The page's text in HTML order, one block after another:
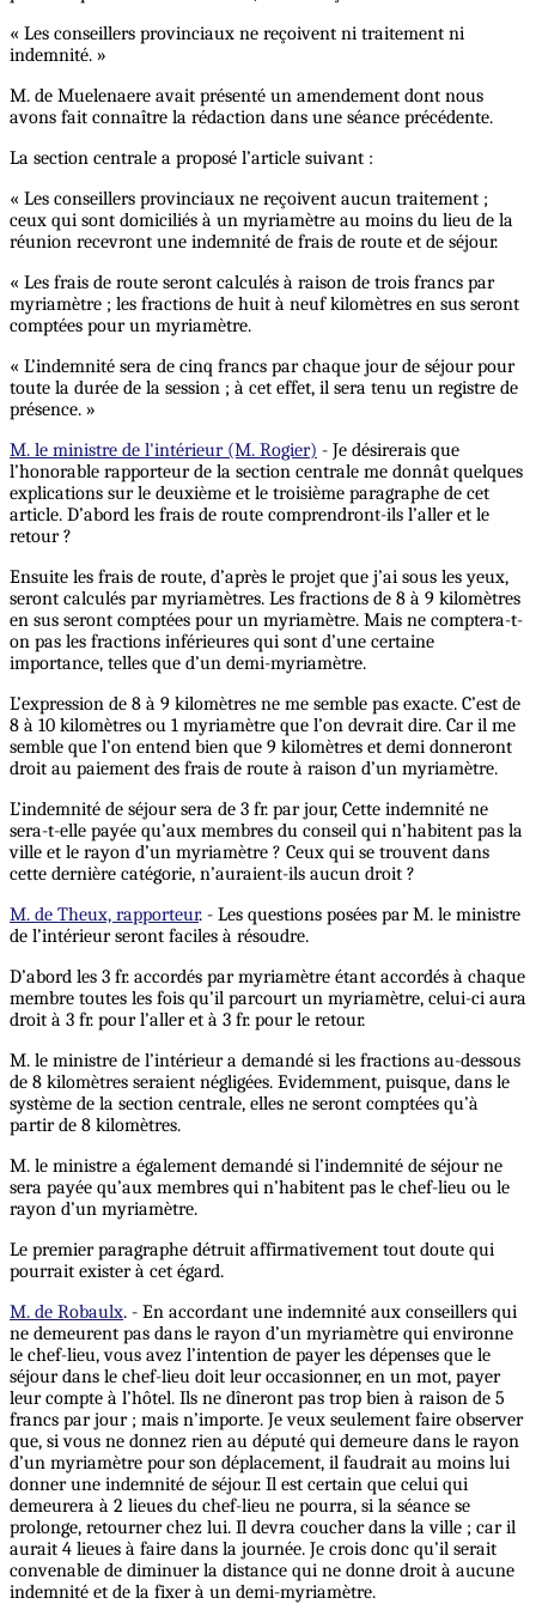
« Les conseillers provinciaux ne reçoivent ni traitement ni
indemnité. »
M. de Muelenaere avait présenté un amendement dont nous
avons fait connaître la rédaction dans une séance précédente.
La section centrale a proposé l’article suivant :
« Les conseillers provinciaux ne reçoivent aucun traitement ;
ceux qui sont domiciliés à un myriamètre au moins du lieu de la
réunion recevront une indemnité de frais de route et de séjour.
« Les frais de route seront calculés à raison de trois francs par
myriamètre ; les fractions de huit à neuf kilomètres en sus seront
comptées pour un myriamètre.
« L’indemnité sera de cinq francs par chaque jour de séjour pour
toute la durée de la session ; à cet effet, il sera tenu un registre de
présence. »
M. le ministre de l'intérieur (M. Rogier) - Je désirerais que
l’honorable rapporteur de la section centrale me donnât quelques
explications sur le deuxième et le troisième paragraphe de cet
article. D’abord les frais de route comprendront-ils l’aller et le
retour ?
Ensuite les frais de route, d’après le projet que j’ai sous les yeux,
seront calculés par myriamètres. Les fractions de 8 à 9 kilomètres
en sus seront comptées pour un myriamètre. Mais ne comptera-t-
on pas les fractions inférieures qui sont d’une certaine
importance, telles que d’un demi-myriamètre.
L’expression de 8 à 9 kilomètres ne me semble pas exacte. C’est de
8 à 10 kilomètres ou 1 myriamètre que l’on devrait dire. Car il me
semble que l’on entend bien que 9 kilomètres et demi donneront
droit au paiement des frais de route à raison d’un myriamètre.
L’indemnité de séjour sera de 3 fr. par jour, Cette indemnité ne
sera-t-elle payée qu’aux membres du conseil qui n’habitent pas la
ville et le rayon d’un myriamètre ? Ceux qui se trouvent dans
cette dernière catégorie, n’auraient-ils aucun droit ?
M. de Theux, rapporteur. - Les questions posées par M. le ministre
de l’intérieur seront faciles à résoudre.
D’abord les 3 fr. accordés par myriamètre étant accordés à chaque
membre toutes les fois qu’il parcourt un myriamètre, celui-ci aura
droit à 3 fr. pour l’aller et à 3 fr. pour le retour.
M. le ministre de l’intérieur a demandé si les fractions au-dessous
de 8 kilomètres seraient négligées. Evidemment, puisque, dans le
système de la section centrale, elles ne seront comptées qu’à
partir de 8 kilomètres.
M. le ministre a également demandé si l’indemnité de séjour ne
sera payée qu’aux membres qui n’habitent pas le chef-lieu ou le
rayon d’un myriamètre.
Le premier paragraphe détruit affirmativement tout doute qui
pourrait exister à cet égard.
M. de Robaulx. - En accordant une indemnité aux conseillers qui
ne demeurent pas dans le rayon d’un myriamètre qui environne
le chef-lieu, vous avez l’intention de payer les dépenses que le
séjour dans le chef-lieu doit leur occasionner, en un mot, payer
leur compte à l’hôtel. Ils ne dîneront pas trop bien à raison de 5
francs par jour ; mais n’importe. Je veux seulement faire observer
que, si vous ne donnez rien au député qui demeure dans le rayon
d’un myriamètre pour son déplacement, il faudrait au moins lui
donner une indemnité de séjour. Il est certain que celui qui
demeurera à 2 lieues du chef-lieu ne pourra, si la séance se
prolonge, retourner chez lui. Il devra coucher dans la ville ; car il
aurait 4 lieues à faire dans la journée. Je crois donc qu’il serait
convenable de diminuer la distance qui ne donne droit à aucune
indemnité et de la fixer à un demi-myriamètre.